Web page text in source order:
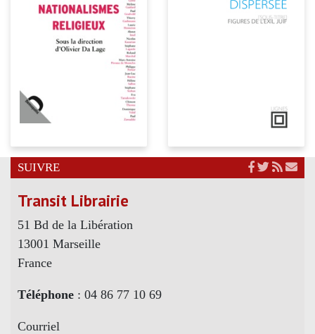
SUIVRE
Transit Librairie
51 Bd de la Libération
13001 Marseille
France
Téléphone : 04 86 77 10 69
Courriel